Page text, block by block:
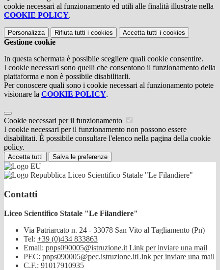
cookie necessari al funzionamento ed utili alle finalità illustrate nella
COOKIE POLICY.
Personalizza Rifiuta tutti i cookies Accetta tutti i cookies
Gestione cookie
In questa schermata è possibile scegliere quali cookie consentire.
I cookie necessari sono quelli che consentono il funzionamento della
piattaforma e non è possibile disabilitarli.
Per conoscere quali sono i cookie necessari al funzionamento potete
visionare la COOKIE POLICY.
Cookie necessari per il funzionamento
I cookie necessari per il funzionamento non possono essere
disabilitati. È possibile consultare l'elenco nella pagina della cookie
policy.
Accetta tutti Salva le preferenze
Liceo Scientifico Statale "Le Filandiere"
Contatti
Liceo Scientifico Statale "Le Filandiere"
Via Patriarcato n. 24 - 33078 San Vito al Tagliamento (Pn)
Tel: +39 (0)434 833863
Email: pnps090005@istruzione.it Link per inviare una mail
PEC: pnps090005@pec.istruzione.itLink per inviare una mail
C.F.: 91017910935